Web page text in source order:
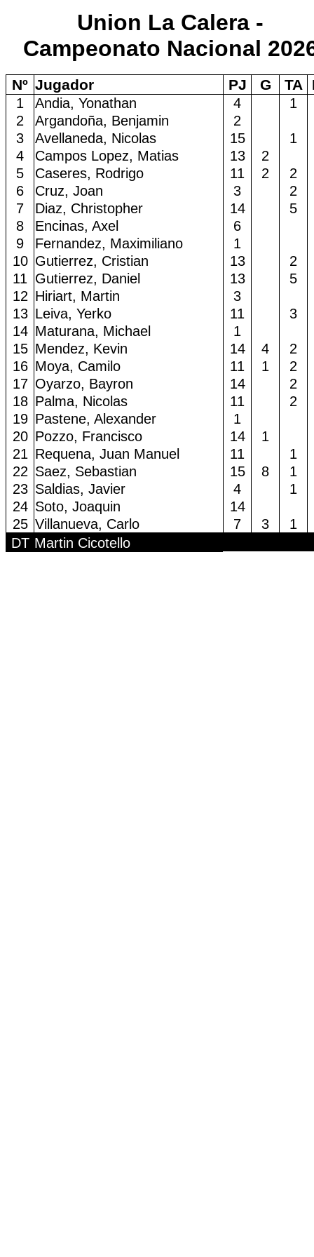
Union La Calera -
Campeonato Nacional
Nº Jugador PJ G TA
1 Andia, Yonathan 4
1
2
Argandoña, Benjamin
2
3
Avellaneda, Nicolas 15
1
4
Campos Lopez, Matias 13
2
5
Caseres, Rodrigo 11 2
2
6
Cruz, Joan 3
2
7
Diaz, Christopher 14
5
8
Encinas, Axel
6
9
Fernandez, Maximiliano
1
10 Gutierrez, Cristian 13
2
11 Gutierrez, Daniel 13
5
12 Hiriart, Martin
3
13 Leiva, Yerko 11
3
14 Maturana, Michael
1
15 Mendez, Kevin 14 4
2
16 Moya, Camilo 11 1
2
17 Oyarzo, Bayron 14
2
18 Palma, Nicolas 11
2
19 Pastene, Alexander
1
20 Pozzo, Francisco 14
1
21 Requena, Juan Manuel 11
1
22 Saez, Sebastian 15 8
1
23 Saldias, Javier 4
1
24 Soto, Joaquin
14
25 Villanueva, Carlo 7 3
1
DT Martin Cicotello